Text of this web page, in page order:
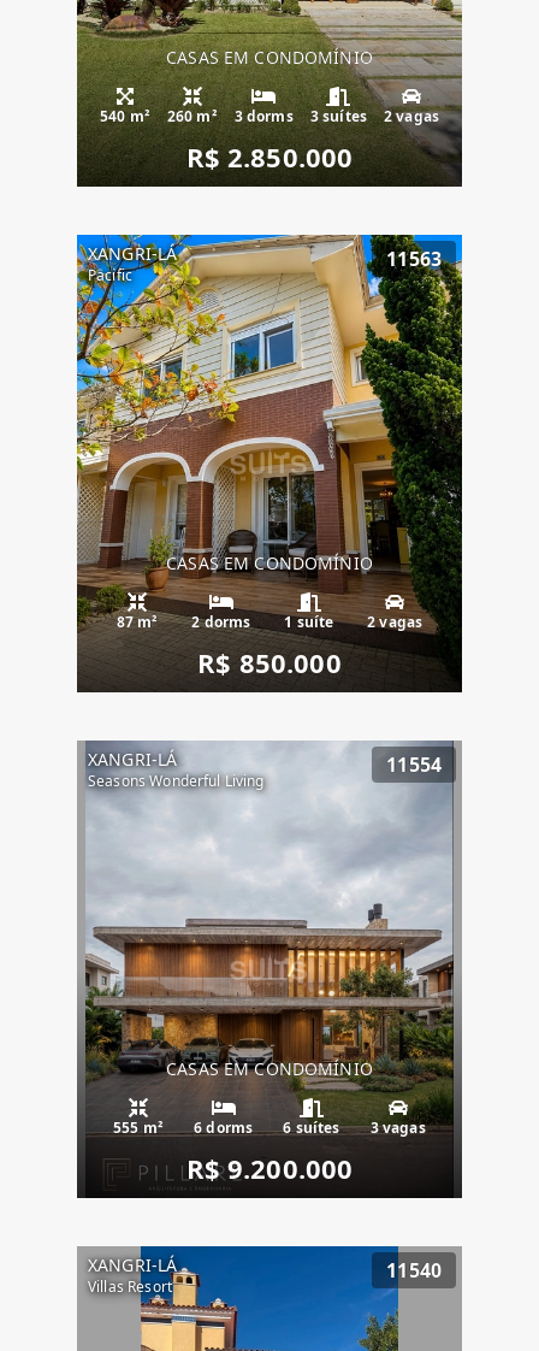
CASAS EM CONDOMÍNIO
540 m² 260 m² 3 dorms 3 suítes 2 vagas
R$ 2.850.000
XANGRI-LÁ
Pacific
11563
CASAS EM CONDOMÍNIO
87 m² 2 dorms 1 suíte 2 vagas
R$ 850.000
XANGRI-LÁ
Seasons Wonderful Living
11554
CASAS EM CONDOMÍNIO
555 m² 6 dorms 6 suítes 3 vagas
R$ 9.200.000
XANGRI-LÁ
Villas Resort
11540